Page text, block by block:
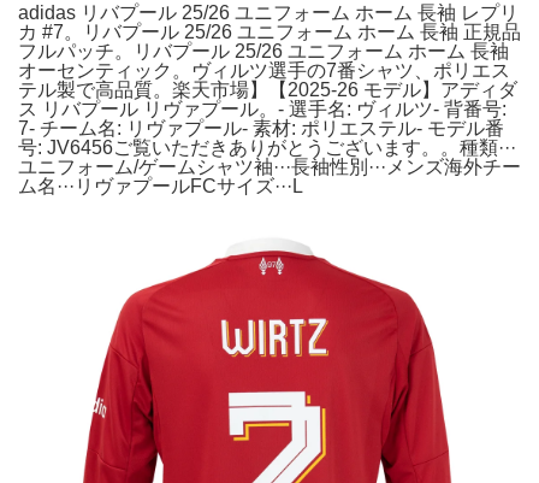
adidas リバプール 25/26 ユニフォーム ホーム 長袖 レプリ
カ #7。リバプール 25/26 ユニフォーム ホーム 長袖 正規品
フルパッチ。リバプール 25/26 ユニフォーム ホーム 長袖
オーセンティック。ヴィルツ選手の7番シャツ、ポリエス
テル製で高品質。楽天市場】【2025-26 モデル】アディダ
ス リバプール リヴァプール。- 選手名: ヴィルツ- 背番号:
7- チーム名: リヴァプール- 素材: ポリエステル- モデル番
号: JV6456ご覧いただきありがとうございます。。種類···
ユニフォーム/ゲームシャツ袖···長袖性別···メンズ海外チー
ム名···リヴァプールFCサイズ···L